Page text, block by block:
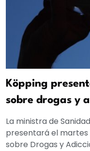
Köpping
sobre drogas y
La ministra de
presentará el martes
sobre Drogas y